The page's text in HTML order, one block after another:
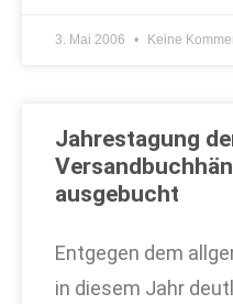
3. Mai 2006 Keine
Jahrestagung
ausgebucht
Entgegen dem
in diesem Jahr